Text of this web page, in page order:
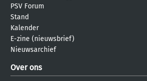
PSV Forum
Stand
Kalender
E-zine (nieuwsbrief)
Nieuwsarchief
Over ons